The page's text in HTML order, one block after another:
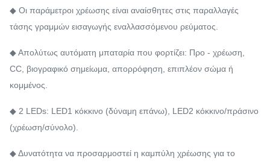
◆ Οι παράμετροι χρέωσης είναι αναίσθητες στις παραλλαγές
τάσης γραμμών εισαγωγής εναλλασσόμενου ρεύματος.
◆ Απολύτως αυτόματη μπαταρία που φορτίζει: Προ - χρέωση,
CC, βιογραφικό σημείωμα, απορρόφηση, επιπλέον σώμα ή
κομμένος.
◆ 2 LEDs: LED1 κόκκινο (δύναμη επάνω), LED2 κόκκινο/πράσινο
(χρέωση/σύνολο).
◆ Δυνατότητα να προσαρμοστεί η καμπύλη χρέωσης για το